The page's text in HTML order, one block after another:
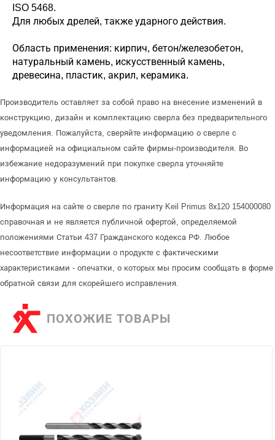
ISO 5468.
Для любых дрелей, также ударного действия.
Область применения: кирпич, бетон/железобетон,
натуральный камень, искусственный камень,
древесина, пластик, акрил, керамика.
Производитель оставляет за собой право на внесение изменений в
конструкцию, дизайн и комплектацию сверла без предварительного
уведомления. Пожалуйста, сверяйте информацию о сверле с
информацией на официальном сайте фирмы-производителя. Во
избежание недоразумений при покупке сверла уточняйте
информацию у консультантов.
Информация на сайте о сверле по граниту Keil Primus 8х120 154000080
справочная и не является публичной офертой, определяемой
положениями Статьи 437 Гражданского кодекса РФ. Любое
несоответствие информации о продукте с фактическими
характеристиками - опечатки, о которых мы просим сообщать в форме
обратной связи для скорейшего исправления.
ПОХОЖИЕ ТОВАРЫ